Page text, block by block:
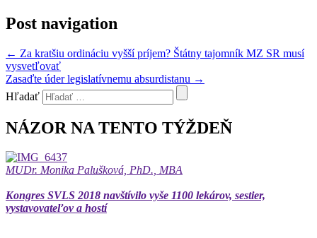
Post navigation
← Za kratšiu ordináciu vyšší príjem? Štátny tajomník MZ SR musí
vysvetľovať
Zasaďte úder legislatívnemu absurdistanu →
Hľadať
NÁZOR NA TENTO TÝŽDEŇ
MUDr. Monika Palušková, PhD., MBA
Kongres SVLS 2018 navštívilo vyše 1100 lekárov, sestier,
vystavovateľov a hostí